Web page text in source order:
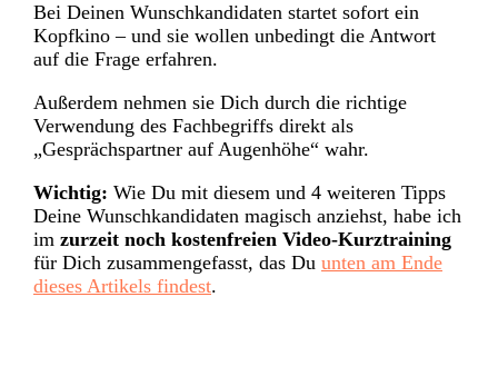
Bei Deinen Wunschkandidaten startet sofort ein
Kopfkino – und sie wollen unbedingt die Antwort
auf die Frage erfahren.
Außerdem nehmen sie Dich durch die richtige
Verwendung des Fachbegriffs direkt als
„Gesprächspartner auf Augenhöhe“ wahr.
Wichtig: Wie Du mit diesem und 4 weiteren Tipps
Deine Wunschkandidaten magisch anziehst, habe ich
im zurzeit noch kostenfreien Video-Kurztraining
für Dich zusammengefasst, das Du unten am Ende
dieses Artikels findest.